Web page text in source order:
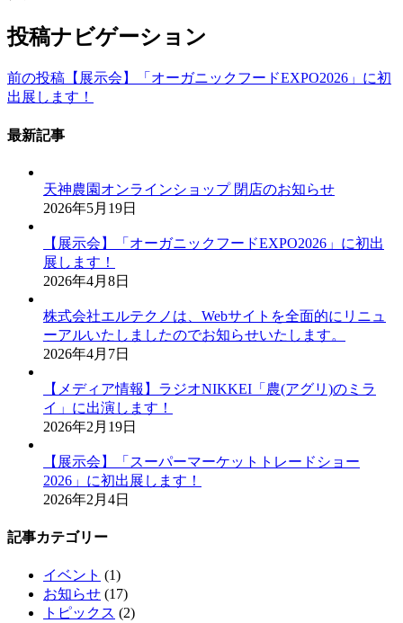
投稿ナビゲーション
前の投稿 【展示会】「オーガニックフードEXPO2026」に初
出展します！
最新記事
天神農園オンラインショップ 閉店のお知らせ
2026年5月19日
【展示会】「オーガニックフードEXPO2026」に初出
展します！
2026年4月8日
株式会社エルテクノは、Webサイトを全面的にリニュ
ーアルいたしましたのでお知らせいたします。
2026年4月7日
【メディア情報】ラジオNIKKEI「農(アグリ)のミラ
イ」に出演します！
2026年2月19日
【展示会】「スーパーマーケットトレードショー
2026」に初出展します！
2026年2月4日
記事カテゴリー
イベント (1)
お知らせ (17)
トピックス (2)